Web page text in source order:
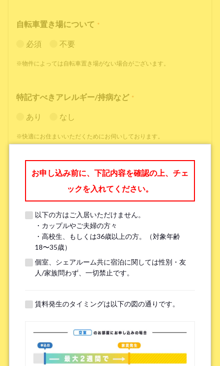
自転車置き場について *
必須 不要
※物件によっては自転車置き場がない場合がございます。
特記すべきアレルギー/持病など *
あり なし
※快適にお住まいいただくためにお伺いしております。
*
勤務先名、学校名 *
※無職の方は無しとご記入ください
提携機関 ※以下の提携機関に所属されている方はお選び下さい。
ボーダレスハウスを知ったきっかけ *
お申し込み前に、下記内容を確認の上、チェ
ックを入れてください。
以下の方はご入居いただけません。
・カップルやご夫婦の方々
・高校生、もしくは36歳以上の方。（対象年齢
18〜35歳）
個室、シェアルーム共に宿泊に関しては性別・友
人/家族問わず、一切禁止です。
賃料発生のタイミングは以下の図の通りです。